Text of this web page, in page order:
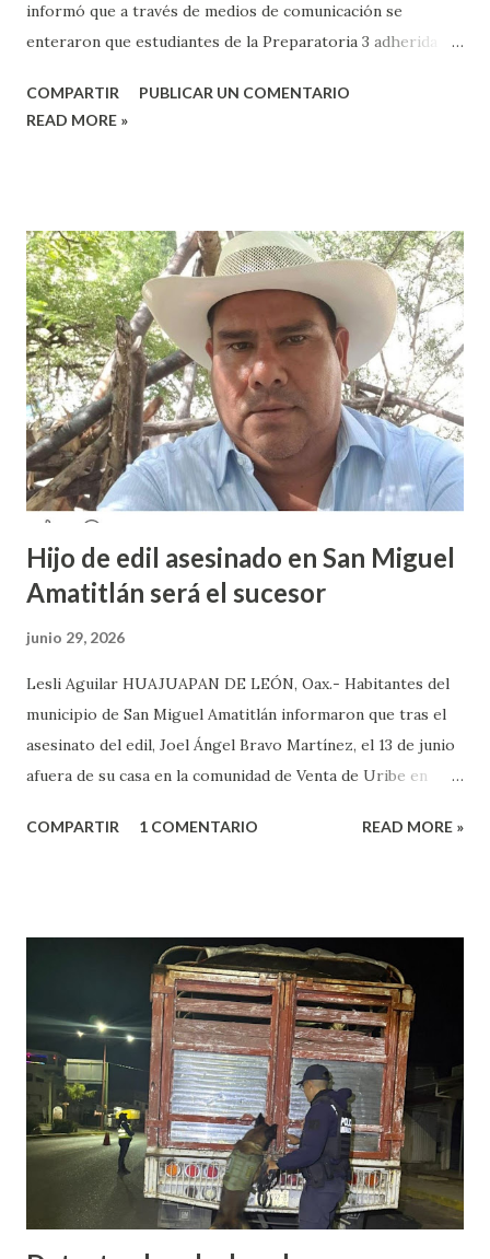
informó que a través de medios de comunicación se
enteraron que estudiantes de la Preparatoria 3 adherida a
colocado un tendedero de denuncias por el tema de acoso
la colectiva acudieron a la Prepa 3 a recibir las denuncias de
acosos sexual por parte de sus profesores sin que las
autoridades educativas hicieran nada. Valeria Palma informó
que durante los 5 años que llevan realizando la marcha
feminista la Escuela Preparatoria 3 es una de las escuelas
que más denuncias recibe por tema de acosos sexual, por lo
que decidieron acudir a la institución y acuerpar a las e...
COMPARTIR
PUBLICAR UN COMENTARIO
READ MORE »
Hijo de edil asesinado en San Miguel
Amatitlán será el sucesor
junio 29, 2026
Lesli Aguilar HUAJUAPAN DE LEÓN, Oax.- Habitantes del
municipio de San Miguel Amatitlán informaron que tras el
asesinato del edil, Joel Ángel Bravo Martínez, el 13 de junio
afuera de su casa en la comunidad de Venta de Uribe en
el que tome protesta para poder concluir el gobierno
día, quien sacó un arma de fuego y disparo contra él, por lo
que las lesiones provocadas por este ataque armado
originaron que el edil perdiera la vida en el lugar. Además,
el presidente municipal el 6 de mayo venía viajando sobre la
carretera Huajuapan-Puebla a la altura del municipio de
Petlalcingo , Puebla, cuando sujetos fuertemente armados
lo bajaron de sus camioneta y los secuestraron con fines de
extorsión, donde le pedían una can...
COMPARTIR 1 COMENTARIO READ MORE »